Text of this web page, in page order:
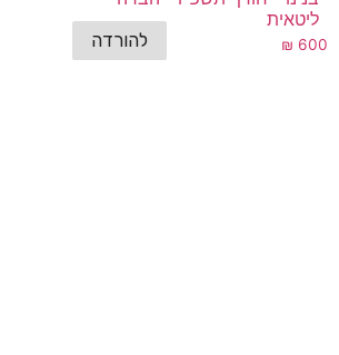
להורדה
ליטאית
₪ 600